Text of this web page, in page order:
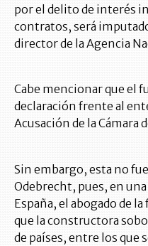
por el delito de interés
contratos, será
director de la Agencia
Cabe mencionar que el
declaración frente al
Acusación de la Cámara
Sin embargo, esta no
Odebrecht, pues, en
España, el abogado de
que la constructora
de países, entre los que